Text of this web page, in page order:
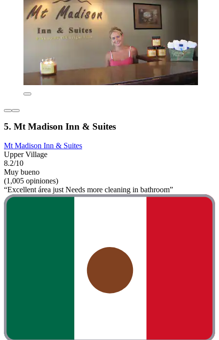
5. Mt Madison Inn & Suites
Mt Madison Inn & Suites
Upper Village
8.2/10
Muy bueno
(1,005 opiniones)
“Excellent área just Needs more cleaning in bathroom”